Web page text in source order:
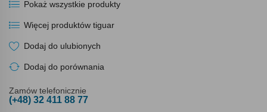
Pokaż wszystkie produkty
Więcej produktów tiguar
Dodaj do ulubionych
Dodaj do porównania
Zamów telefonicznie
(+48) 32 411 88 77